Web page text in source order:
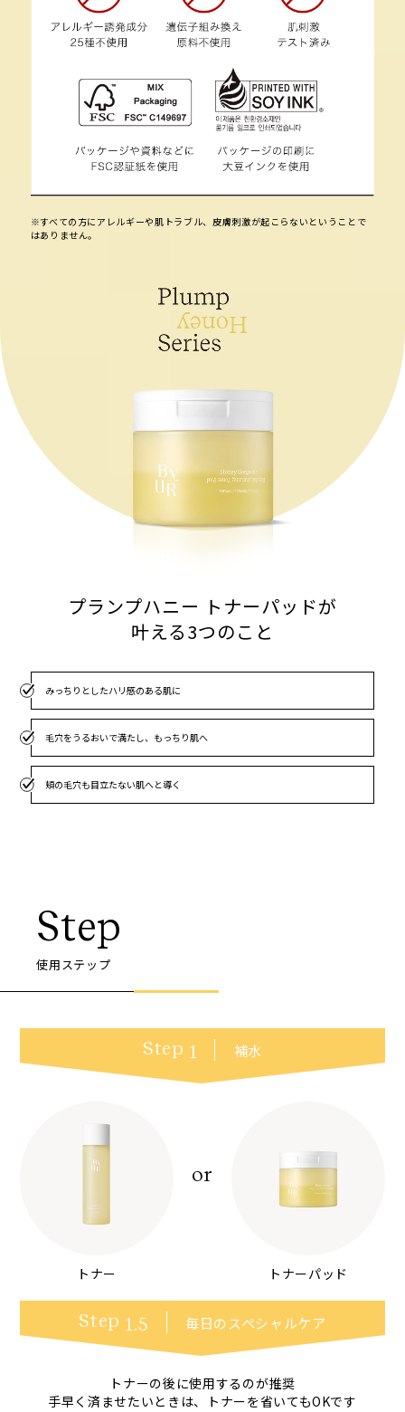
※すべての方にアレルギーや肌トラブル、皮膚刺激が起こらないということで
はありません。
プランプハニー トナーパッドが
叶える3つのこと
みっちりとしたハリ感のある肌に
毛穴をうるおいで満たし、もっちり肌へ
頬の毛穴も目立たない肌へと導く
Step
使用ステップ
Step 1 補水
トナー
or
トナーパッド
Step 1.5 毎日の スペシャルケア
トナーの後に使用するのが推奨
手早く済ませたいときは、トナーを省いてもOKです